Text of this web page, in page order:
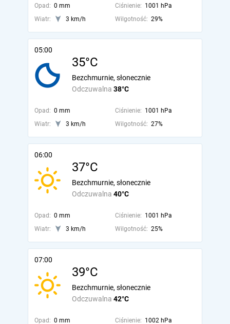
Opad: 0 mm Ciśnienie: 1001 hPa
Wiatr:
3 km/h Wilgotność: 29%
05:00
35°C
Odczuwalna 38°C
Bezchmurnie, słonecznie
Opad: 0 mm Ciśnienie: 1001 hPa
Wiatr:
3 km/h Wilgotność: 27%
06:00
37°C
Odczuwalna 40°C
Bezchmurnie, słonecznie
Opad: 0 mm Ciśnienie: 1001 hPa
Wiatr:
3 km/h Wilgotność: 25%
07:00
39°C
Odczuwalna 42°C
Bezchmurnie, słonecznie
Opad: 0 mm Ciśnienie: 1002 hPa